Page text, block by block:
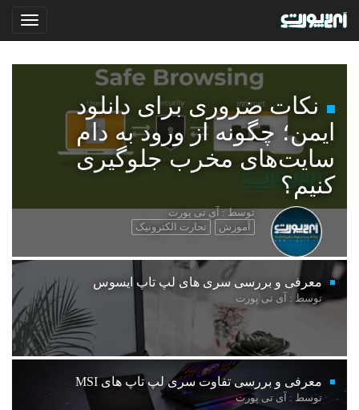
نکات ضروری برای دانلود
ایمن؛ چگونه از ورود به دام
سایت‌های مخرب جلوگیری
کنیم؟
توسط : آی تی پورت
آموزش
تجارت الکترونیک
معرفی و بررسی سری های لپ تاپ ایسوس
توسط : آی تی پورت
معرفی و بررسی تفاوت سری لپ تاپ های MSI
توسط : آی تی پورت